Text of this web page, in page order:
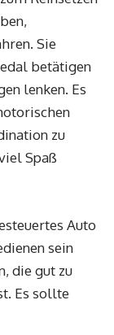
Sie
betätigen
lenken. Es
zu
Spaß
Auto
sein
die gut zu
Es sollte